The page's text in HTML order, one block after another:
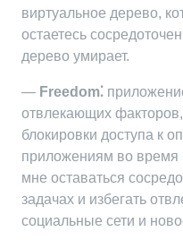
виртуальное дерево,
остаетесь
дерево умирает.
— Freedom⁚
отвлекающих
блокировки доступа к
приложениям во время
мне оставаться
задачах и избегать
социальные сети и